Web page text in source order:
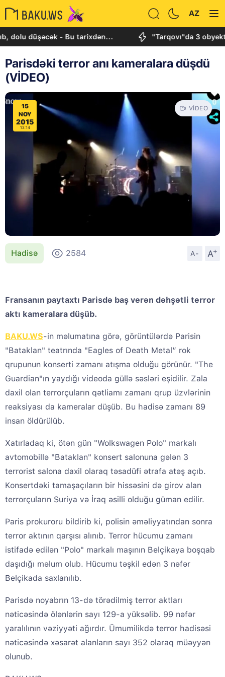
AZ
düşəcək - Bu tarixdən... "Tarqovı"da 3 obyektdə
Parisdəki terror anı kameralara düşdü
(VİDEO)
15
NOY
2015
13:14
VIDEO
Hadisə 2584 A- A
+
Fransanın paytaxtı Parisdə baş verən dəhşətli terror
aktı kameralara düşüb.
BAKU.WS-in məlumatına görə, görüntülərdə Parisin
"Bataklan" teatrında "Eagles of Death Metal” rok
qrupunun konserti zamanı atışma olduğu görünür. "The
Guardian"ın yaydığı videoda güllə səsləri eşidilir. Zala
daxil olan terrorçuların qətliamı zamanı qrup üzvlərinin
reaksiyası da kameralar düşüb. Bu hadisə zamanı 89
insan öldürülüb.
Xatırladaq ki, ötən gün "Wolkswagen Polo" markalı
avtomobillə "Bataklan" konsert salonuna gələn 3
terrorist salona daxil olaraq təsadüfi ətrafa atəş açıb.
Konsertdəki tamaşaçıların bir hissəsini də girov alan
terrorçuların Suriya və İraq əsilli olduğu güman edilir.
Paris prokuroru bildirib ki, polisin əməliyyatından sonra
terror aktının qarşısı alınıb. Terror hücumu zamanı
istifadə edilən "Polo" markalı maşının Belçikaya boşqab
daşıdığı məlum olub. Hücumu təşkil edən 3 nəfər
Belçikada saxlanılıb.
Parisdə noyabrın 13-də törədilmiş terror aktları
nəticəsində ölənlərin sayı 129-a yüksəlib. 99 nəfər
yaralılının vəziyyəti ağırdır. Ümumilikdə terror hadisəsi
nəticəsində xəsarət alanların sayı 352 olaraq müəyyən
olunub.